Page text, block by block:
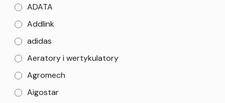
ADATA
Addlink
adidas
Aeratory i wertykulatory
Agromech
Aigostar